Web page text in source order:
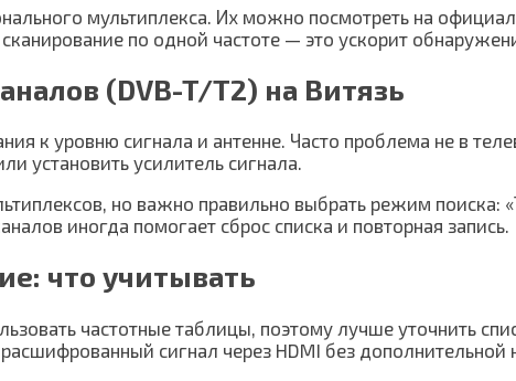
мультиплекса. Их можно посмотреть на
по одной частоте — это ускорит
(DVB-T/T2) на Витязь
к уровню сигнала и антенне. Часто проблема не в
установить усилитель сигнала.
но важно правильно выбрать режим
иногда помогает сброс списка и повторная запись.
что учитывать
частотные таблицы, поэтому лучше уточнить
сигнал через HDMI без дополнительной